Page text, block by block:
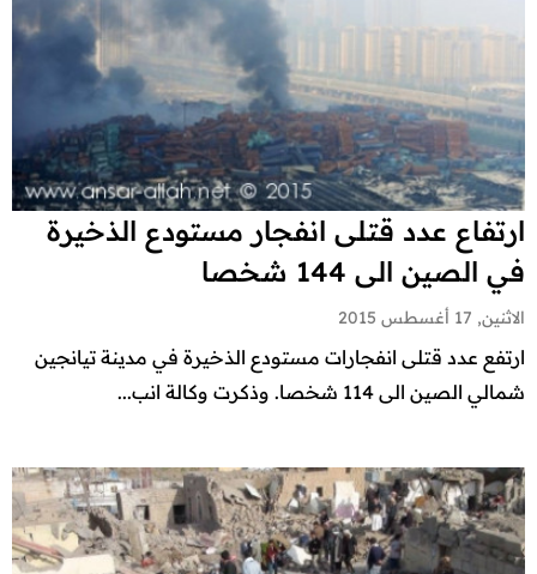
ارتفاع عدد قتلى انفجار مستودع الذخيرة
في الصين الى 144 شخصا
الاثنين, 17 أغسطس 2015
ارتفع عدد قتلى انفجارات مستودع الذخيرة في مدينة تيانجين
شمالي الصين الى 114 شخصا. وذكرت وكالة انب...